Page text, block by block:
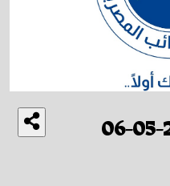
2025-05-06